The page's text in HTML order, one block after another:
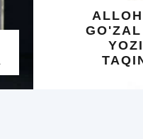
ALLOHNING 99
GO'ZAL ISMLARI
TAQINCHOQ